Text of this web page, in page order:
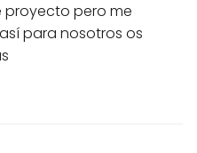
proyecto pero me
para nosotros os